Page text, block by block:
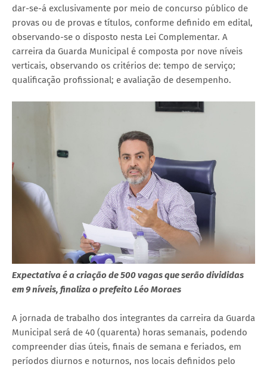
dar-se-á exclusivamente por meio de concurso público de
provas ou de provas e títulos, conforme definido em edital,
observando-se o disposto nesta Lei Complementar. A
carreira da Guarda Municipal é composta por nove níveis
verticais, observando os critérios de: tempo de serviço;
qualificação profissional; e avaliação de desempenho.
Expectativa é a criação de 500 vagas que serão divididas
em 9 níveis, finaliza o prefeito Léo Moraes
A jornada de trabalho dos integrantes da carreira da Guarda
Municipal será de 40 (quarenta) horas semanais, podendo
compreender dias úteis, finais de semana e feriados, em
períodos diurnos e noturnos, nos locais definidos pelo